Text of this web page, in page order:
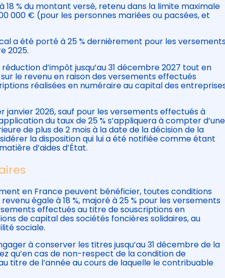
% du montant versé, retenu dans la limite maximale
000 € (pour les personnes mariées ou pacsées, et
a été porté à 25 % dernièrement pour les
2025.
d’impôt jusqu’au 31 décembre 2027 tout en
le revenu en raison des versements effectués
réalisées en numéraire au capital des
janvier 2026, sauf pour les versements effectués à
du taux de 25 % s’appliquera à compter d’une
de plus de 2 mois à la date de la décision de la
la disposition qui lui a été notifiée comme étant
d’aides d’État.
en France peuvent bénéficier, toutes conditions
égale à 18 %, majoré à 25 % pour les versements
effectués au titre de souscriptions en
de capital des sociétés foncières solidaires, au
sociale.
à conserver les titres jusqu’au 31 décembre de la
qu’en cas de non-respect de la condition de
titre de l’année au cours de laquelle le contribuable